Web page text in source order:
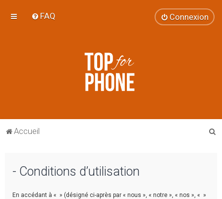
FAQ Connexion
Accueil
- Conditions d’utilisation
En accédant à « » (désigné ci-après par « nous », « notre », « nos », « »